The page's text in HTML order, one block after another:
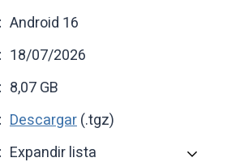
Android 16
18/07/2026
8,07 GB
Descargar (.tgz)
Expandir lista